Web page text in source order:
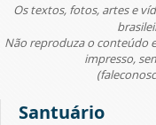
Os textos, fotos, artes e
Não reproduza o conteúdo
impresso,
Santuário